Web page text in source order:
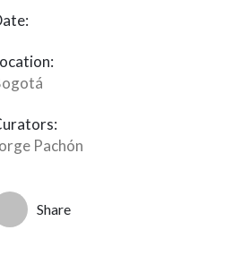
Pachón
Share